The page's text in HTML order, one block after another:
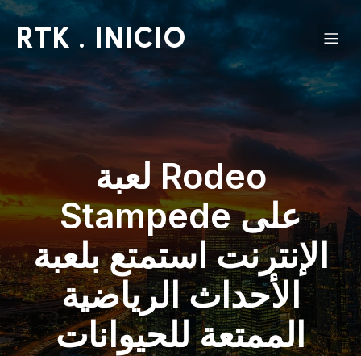
RTK . INICIO
لعبة Rodeo
Stampede على
الإنترنت استمتع بلعبة
الأحداث الرياضية
الممتعة للحيوانات